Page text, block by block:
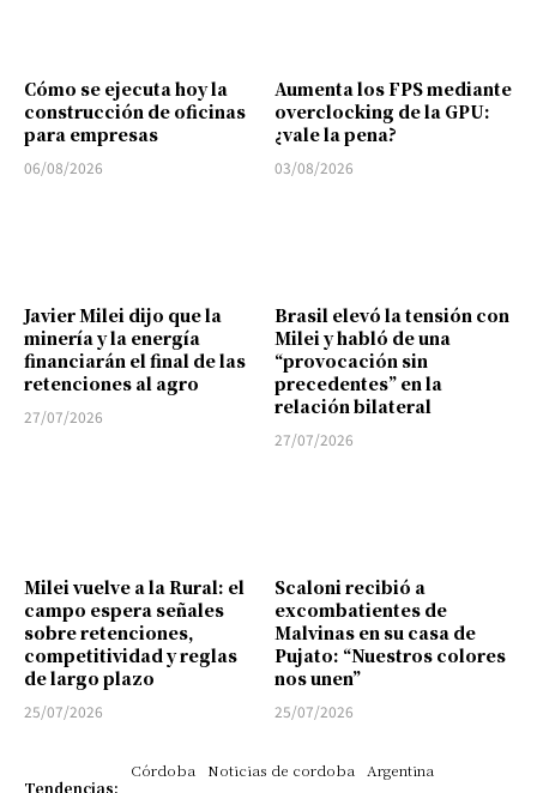
Cómo se ejecuta hoy la
construcción de oficinas
para empresas
06/08/2026
Aumenta los FPS mediante
overclocking de la GPU:
¿vale la pena?
03/08/2026
Javier Milei dijo que la
minería y la energía
financiarán el final de las
retenciones al agro
27/07/2026
Brasil elevó la tensión con
Milei y habló de una
“provocación sin
precedentes” en la
relación bilateral
27/07/2026
Milei vuelve a la Rural: el
campo espera señales
sobre retenciones,
competitividad y reglas
de largo plazo
25/07/2026
Scaloni recibió a
excombatientes de
Malvinas en su casa de
Pujato: “Nuestros colores
nos unen”
25/07/2026
Tendencias:
Córdoba Noticias de cordoba Argentina